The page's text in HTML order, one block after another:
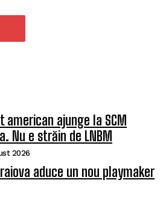
american ajunge la SCM
Nu e străin de LNBM
2026
aduce un nou playmaker